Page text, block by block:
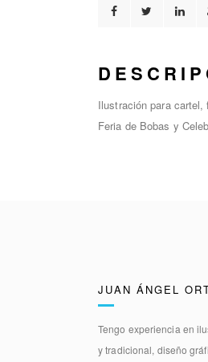
Ilustración para
Feria de Bobas y
JUAN ÁNGEL
Tengo experiencia en
y tradicional, diseño